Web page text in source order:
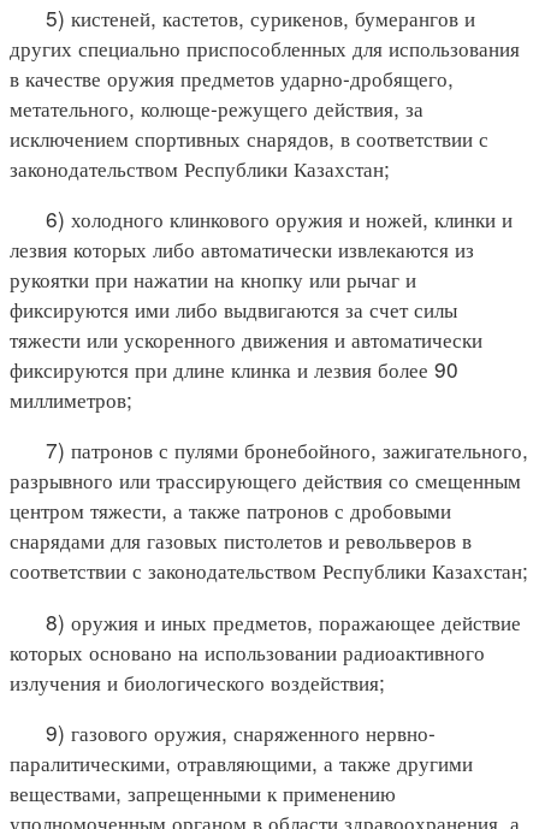
5) кистеней, кастетов, сурикенов, бумерангов и
других специально приспособленных для использования
в качестве оружия предметов ударно-дробящего,
метательного, колюще-режущего действия, за
исключением спортивных снарядов, в соответствии с
законодательством Республики Казахстан;
6) холодного клинкового оружия и ножей, клинки и
лезвия которых либо автоматически извлекаются из
рукоятки при нажатии на кнопку или рычаг и
фиксируются ими либо выдвигаются за счет силы
тяжести или ускоренного движения и автоматически
фиксируются при длине клинка и лезвия более 90
миллиметров;
7) патронов с пулями бронебойного, зажигательного,
разрывного или трассирующего действия со смещенным
центром тяжести, а также патронов с дробовыми
снарядами для газовых пистолетов и револьверов в
соответствии с законодательством Республики Казахстан;
8) оружия и иных предметов, поражающее действие
которых основано на использовании радиоактивного
излучения и биологического воздействия;
9) газового оружия, снаряженного нервно-
паралитическими, отравляющими, а также другими
веществами, запрещенными к применению
уполномоченным органом в области здравоохранения, а